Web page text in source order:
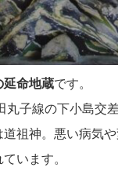
延命地蔵です。
丸子線の下小島交
祖神。悪い病気
います。